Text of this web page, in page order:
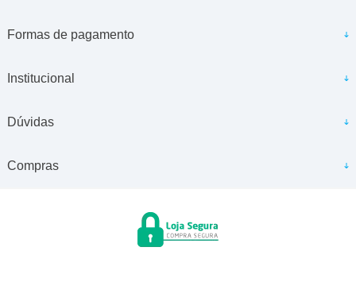
Formas de pagamento
Institucional
Dúvidas
Compras